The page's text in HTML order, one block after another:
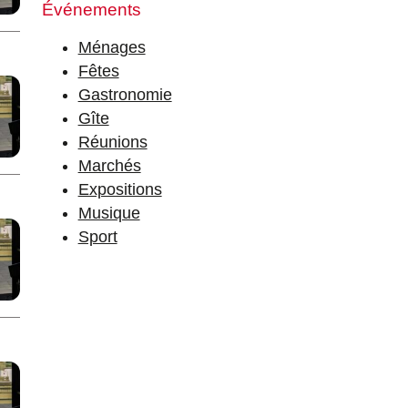
Événements
Ménages
Fêtes
Gastronomie
Gîte
Réunions
Marchés
Expositions
Musique
Sport